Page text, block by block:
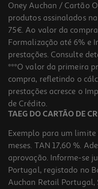
Adaptador Usb Wi-Fi Tp-
22.99 €/un
22,99 €
Oney Auchan / Cartão
produtos assinalados
75€. Ao valor da
Formalização até 6% e
prestações. Consulte
***O valor da primeira
compra, refletindo o
prestações acresce o
de Crédito.
TAEG DO CARTÃO DE
Exemplo para um limite
meses. TAN 17,60 %.
aprovação. Informe-se
Portugal, registado no
Auchan Retail Portugal,